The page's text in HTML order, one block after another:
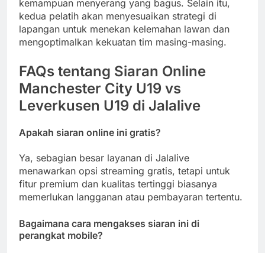
kemampuan menyerang yang bagus. Selain itu,
kedua pelatih akan menyesuaikan strategi di
lapangan untuk menekan kelemahan lawan dan
mengoptimalkan kekuatan tim masing-masing.
FAQs tentang Siaran Online
Manchester City U19 vs
Leverkusen U19 di Jalalive
Apakah siaran online ini gratis?
Ya, sebagian besar layanan di Jalalive
menawarkan opsi streaming gratis, tetapi untuk
fitur premium dan kualitas tertinggi biasanya
memerlukan langganan atau pembayaran tertentu.
Bagaimana cara mengakses siaran ini di
perangkat mobile?